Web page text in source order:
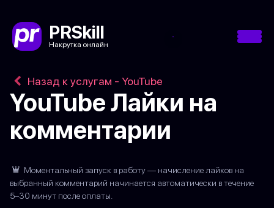
PRSkill
Накрутка онлайн
Назад к услугам - YouTube
YouTube Лайки на
комментарии
Моментальный запуск в работу — начисление лайков на
выбранный комментарий начинается автоматически в течение
5–30 минут после оплаты.